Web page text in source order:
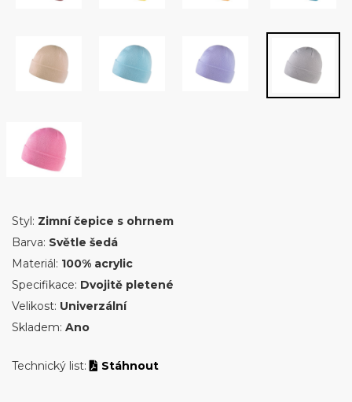
Styl: Zimní čepice s ohrnem
Barva: Světle šedá
Materiál: 100% acrylic
Specifikace: Dvojitě pletené
Velikost: Univerzální
Skladem: Ano
Technický list: Stáhnout